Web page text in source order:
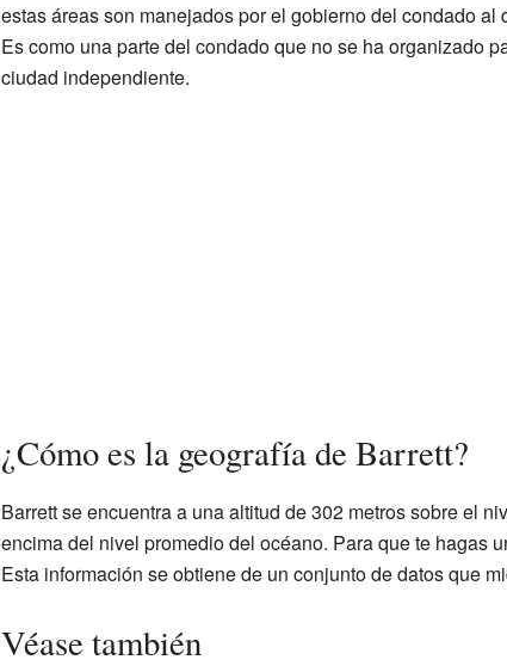
estas áreas son manejados por el gobierno del condado al
Es como una parte del condado que no se ha organizado
ciudad independiente.
¿Cómo es la geografía de Barrett?
Barrett se encuentra a una altitud de 302 metros sobre el
encima del nivel promedio del océano. Para que te hagas
Esta información se obtiene de un conjunto de datos que
Véase también